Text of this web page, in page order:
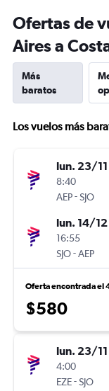
Ofertas de
Aires a
Más
baratos
Los vuelos más
lun. 23/11
8:40
AEP-SJO
lun. 14/12
16:55
SJO-AEP
Oferta encontrada el
$580
lun. 23/11
4:00
EZE-SJO